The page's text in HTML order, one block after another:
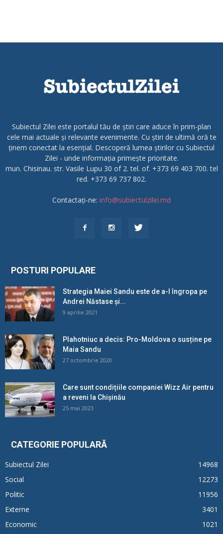
Subiectul Zilei este portalul tău de știri care aduce în prim-plan
cele mai actuale și relevante evenimente. Cu știri de ultimă oră te
ținem conectat la esențial. Descoperă lumea știrilor cu Subiectul
Zilei - unde informația primește prioritate.
mun. Chisinau. str. Vasile Lupu 30 of 2. tel. of. +373 69 403 700. tel
red. +373 69 737 802.
Contactați-ne: info@subiectulzilei.md
POSTURI POPULARE
Strategia Maiei Sandu este de a-l îngropa pe
Andrei Năstase și...
9 aprilie 2021
Plahotniuc a decis: Pro-Moldova o susține pe
Maia Sandu
27 octombrie 2020
Care sunt condițiile companiei Wizz Air pentru
a reveni la Chișinău
25 mai 2023
CATEGORIE POPULARĂ
Subiectul Zilei
14968
Social
12273
Politic
11956
Externe
3401
Economic
1021